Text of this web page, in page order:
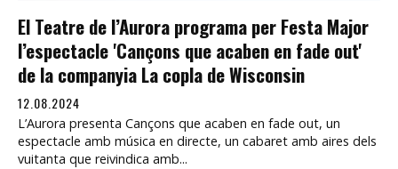
El Teatre de l’Aurora programa per Festa Major
l’espectacle 'Cançons que acaben en fade out'
de la companyia La copla de Wisconsin
12.08.2024
L’Aurora presenta Cançons que acaben en fade out, un
espectacle amb música en directe, un cabaret amb aires dels
vuitanta que reivindica amb...